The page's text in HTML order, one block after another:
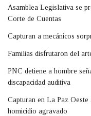
Asamblea Legislativa se
Corte de Cuentas
Capturan a mecánicos
Familias disfrutaron del
PNC detiene a hombre
discapacidad auditiva
Capturan en La Paz
homicidio agravado